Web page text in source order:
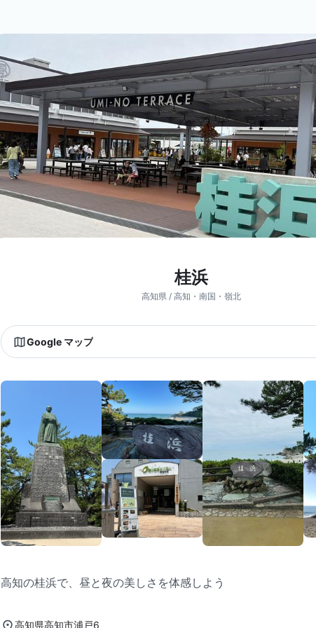
桂浜
高知県 / 高知・南国・嶺北
Google マップ
高知の桂浜で、昼と夜の美しさを体感しよう
高知県高知市浦戸6